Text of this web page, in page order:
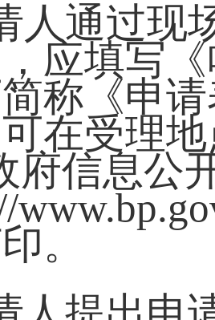
人通过现
应填写
简称《申
在受理
府信息公
。